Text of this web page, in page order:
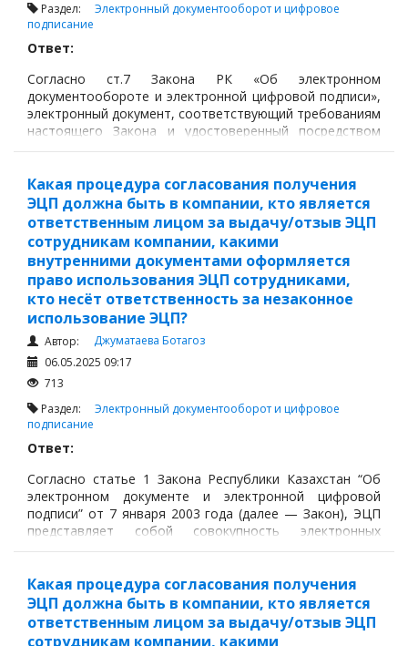
Раздел: Электронный документооборот и цифровое
подписание
Ответ:
Согласно ст.7 Закона РК «Об электронном
документообороте и электронной цифровой подписи»,
электронный документ, соответствующий требованиям
настоящего Закона и удостоверенный посредством
электронной цифровой подписи лица, имеющего
подписанному документу на бумажном носителе.
Какая процедура согласования получения
ЭЦП должна быть в компании, кто является
ответственным лицом за выдачу/отзыв ЭЦП
сотрудникам компании, какими
внутренними документами оформляется
право использования ЭЦП сотрудниками,
кто несёт ответственность за незаконное
использование ЭЦП?
Автор:
Джуматаева Ботагоз
06.05.2025 09:17
713
Раздел: Электронный документооборот и цифровое
подписание
Ответ:
Согласно статье 1 Закона Республики Казахстан “Об
электронном документе и электронной цифровой
подписи” от 7 января 2003 года (далее — Закон), ЭЦП
представляет собой совокупность электронных
данных, созданных с помощью средств ЭЦП, которые
целостность и подлинность электронного документа.
Какая процедура согласования получения
ЭЦП должна быть в компании, кто является
ответственным лицом за выдачу/отзыв ЭЦП
сотрудникам компании, какими